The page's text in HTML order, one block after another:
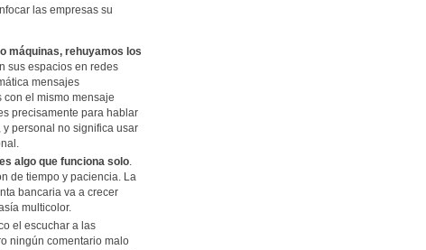
las empresas su
máquinas, rehuyamos los
sus espacios en redes
mensajes
el mismo mensaje
precisamente para hablar
personal no significa usar
algo que funciona solo.
de tiempo y paciencia. La
bancaria va a crecer
multicolor.
el escuchar a las
ningún comentario malo